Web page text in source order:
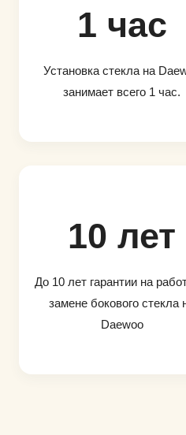
1 час
Установка стекла на
занимает всего 1 час.
10 лет
До 10 лет гарантии на
замене бокового стекла
Daewoo